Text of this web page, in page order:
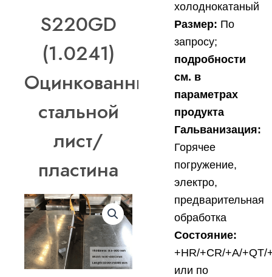
S220GD
(1.0241)
Оцинкованный
стальной
лист/
пластина
холоднокатаный
Размер: По
запросу;
подробности
см. в
параметрах
продукта
Гальванизация:
Горячее
погружение,
электро,
предварительная
обработка
Состояние:
+HR/+CR/+A/+QT/
или по